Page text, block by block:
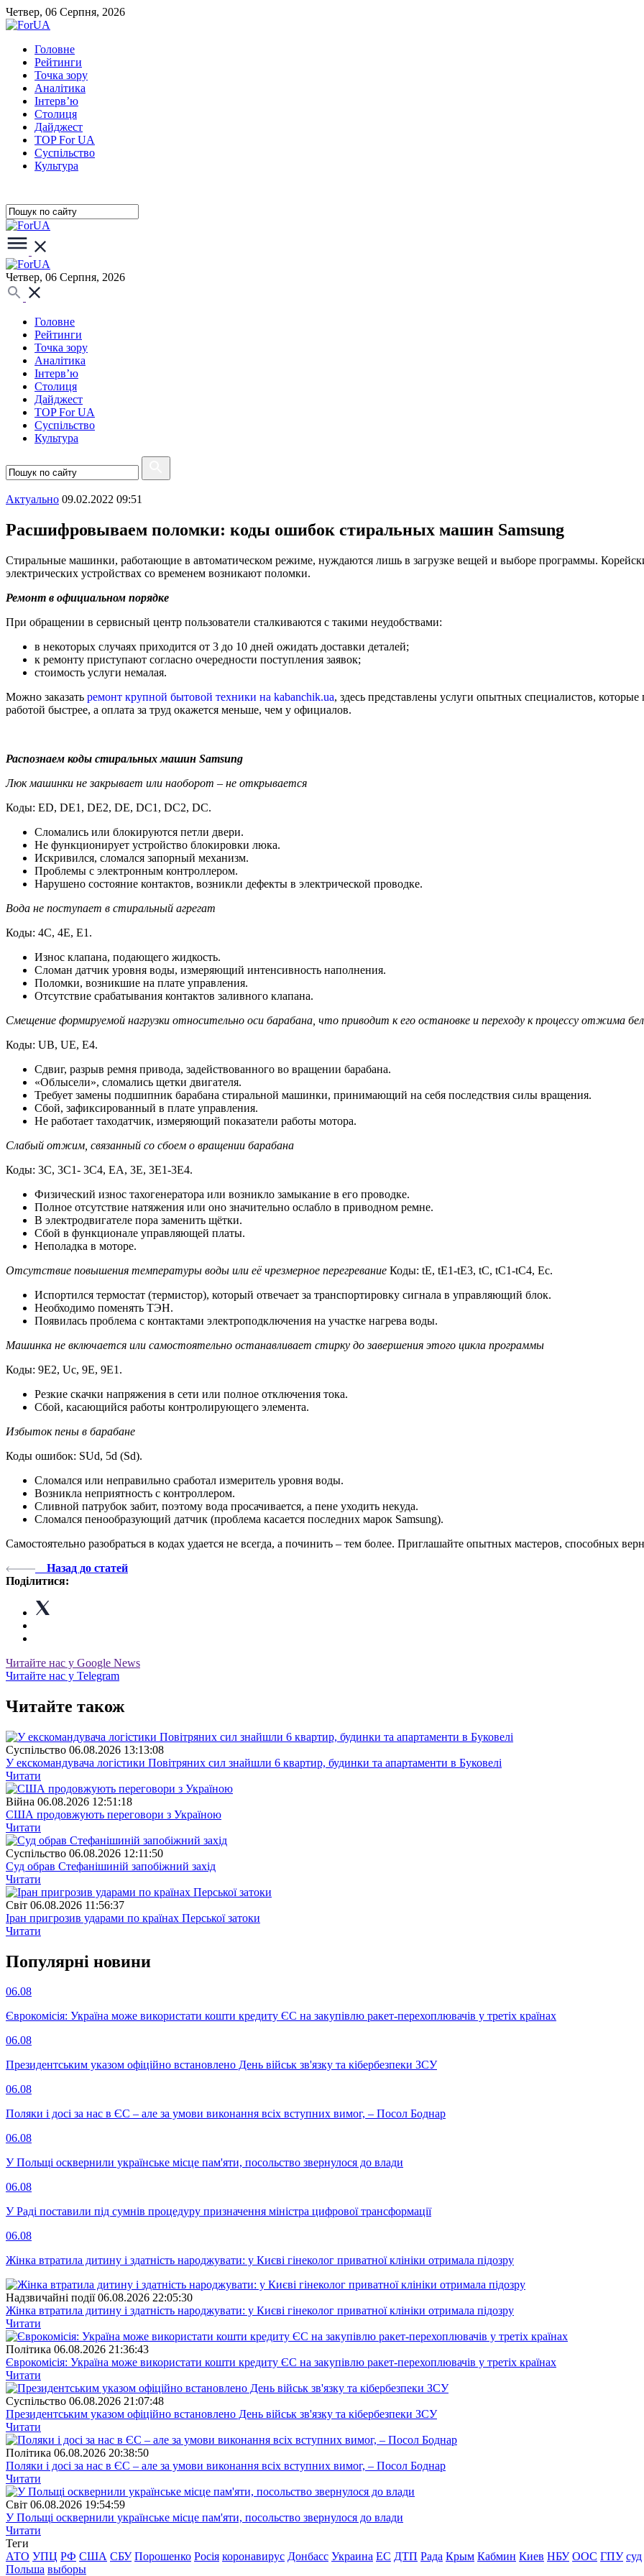
Четвер, 06 Серпня, 2026
Головне
Рейтинги
Точка зору
Аналітика
Інтерв’ю
Столиця
Дайджест
TOP For UA
Суспiльство
Культура
Четвер, 06 Серпня, 2026
Головне
Рейтинги
Точка зору
Аналітика
Інтерв’ю
Столиця
Дайджест
TOP For UA
Суспiльство
Культура
Актуально 09.02.2022 09:51
Расшифровываем поломки: коды ошибок стиральных машин Samsung
Стиральные машинки, работающие в автоматическом режиме, нуждаются лишь в загрузке вещей и выборе программы.
электрических устройствах со временем возникают поломки.
Ремонт в официальном порядке
При обращении в сервисный центр пользователи сталкиваются с такими неудобствами:
в некоторых случаях приходится от 3 до 10 дней ожидать доставки деталей;
к ремонту приступают согласно очередности поступления заявок;
стоимость услуги немалая.
Можно заказать ремонт крупной бытовой техники на kabanchik.ua, здесь представлены услуги опытных специалистов,
работой быстрее, а оплата за труд окажется меньше, чем у официалов.
Распознаем коды стиральных машин Samsung
Люк машинки не закрывает или наоборот – не открывается
Коды: ED, DE1, DE2, DE, DC1, DC2, DC.
Сломались или блокируются петли двери.
Не функционирует устройство блокировки люка.
Искривился, сломался запорный механизм.
Проблемы с электронным контроллером.
Нарушено состояние контактов, возникли дефекты в электрической проводке.
Вода не поступает в стиральный агрегат
Коды: 4C, 4E, E1.
Износ клапана, подающего жидкость.
Сломан датчик уровня воды, измеряющий интенсивность наполнения.
Поломки, возникшие на плате управления.
Отсутствие срабатывания контактов заливного клапана.
Смещение формируемой нагрузки относительно оси барабана, что приводит к его остановке и переходу к процессу отжима
Коды: UB, UE, E4.
Сдвиг, разрыв ремня привода, задействованного во вращении барабана.
«Облысели», сломались щетки двигателя.
Требует замены подшипник барабана стиральной машинки, принимающий на себя последствия силы вращения.
Сбой, зафиксированный в плате управления.
Не работает таходатчик, измеряющий показатели работы мотора.
Слабый отжим, связанный со сбоем о вращении барабана
Коды: 3C, 3C1- 3C4, EA, 3E, 3E1-3E4.
Физический износ тахогенератора или возникло замыкание в его проводке.
Полное отсутствие натяжения или оно значительно ослабло в приводном ремне.
В электродвигателе пора заменить щётки.
Сбой в функционале управляющей платы.
Неполадка в моторе.
Отсутствие повышения температуры воды или её чрезмерное перегревание Коды: tE, tE1-tE3, tC, tC1-tC4, Ec.
Испортился термостат (термистор), который отвечает за транспортировку сигнала в управляющий блок.
Необходимо поменять ТЭН.
Появилась проблема с контактами электроподключения на участке нагрева воды.
Машинка не включается или самостоятельно останавливает стирку до завершения этого цикла программы
Коды: 9E2, Uc, 9E, 9E1.
Резкие скачки напряжения в сети или полное отключения тока.
Сбой, касающийся работы контролирующего элемента.
Избыток пены в барабане
Коды ошибок: SUd, 5d (Sd).
Сломался или неправильно сработал измеритель уровня воды.
Возникла неприятность с контроллером.
Сливной патрубок забит, поэтому вода просачивается, а пене уходить некуда.
Сломался пенообразующий датчик (проблема касается последних марок Samsung).
Самостоятельно разобраться в кодах удается не всегда, а починить – тем более. Приглашайте опытных мастеров, способных
Назад до статей
Поділитися:
Читайте нас у Google News
Читайте нас у Telegram
Читайте також
Суспiльство 06.08.2026 13:13:08
У екскомандувача логістики Повітряних сил знайшли 6 квартир, будинки та апартаменти в Буковелі
Читати
Війна 06.08.2026 12:51:18
США продовжують переговори з Україною
Читати
Суспiльство 06.08.2026 12:11:50
Суд обрав Стефанішиній запобіжний захід
Читати
Свiт 06.08.2026 11:56:37
Іран пригрозив ударами по країнах Перської затоки
Читати
Популярнi новини
06.08
Єврокомісія: Україна може використати кошти кредиту ЄС на закупівлю ракет-перехоплювачів у третіх країнах
06.08
Президентським указом офіційно встановлено День військ зв'язку та кібербезпеки ЗСУ
06.08
Поляки і досі за нас в ЄС – але за умови виконання всіх вступних вимог, – Посол Боднар
06.08
У Польщі осквернили українське місце пам'яти, посольство звернулося до влади
06.08
У Раді поставили під сумнів процедуру призначення міністра цифрової трансформації
06.08
Жінка втратила дитину і здатність народжувати: у Києві гінеколог приватної клініки отримала підозру
Надзвичайні події 06.08.2026 22:05:30
Жінка втратила дитину і здатність народжувати: у Києві гінеколог приватної клініки отримала підозру
Читати
Полiтика 06.08.2026 21:36:43
Єврокомісія: Україна може використати кошти кредиту ЄС на закупівлю ракет-перехоплювачів у третіх країнах
Читати
Суспiльство 06.08.2026 21:07:48
Президентським указом офіційно встановлено День військ зв'язку та кібербезпеки ЗСУ
Читати
Полiтика 06.08.2026 20:38:50
Поляки і досі за нас в ЄС – але за умови виконання всіх вступних вимог, – Посол Боднар
Читати
Свiт 06.08.2026 19:54:59
У Польщі осквернили українське місце пам'яти, посольство звернулося до влади
Читати
Теги
АТО УПЦ РФ США СБУ Порошенко Росія коронавирус Донбасс Украина ЕС ДТП Рада Крым Кабмин Киев НБУ ООС ГПУ суд
Польша выборы